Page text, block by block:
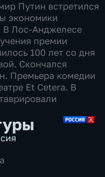
Путин встретился
экономики
В Лос-Анджелесе
премии
100 лет со дня
Cкончался
Премьера комедии
Et Cetera. В